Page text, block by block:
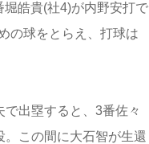
皓貴(社4)が内野安打で
の球をとらえ、打球は
出塁すると、3番佐々
この間に大石智が生還